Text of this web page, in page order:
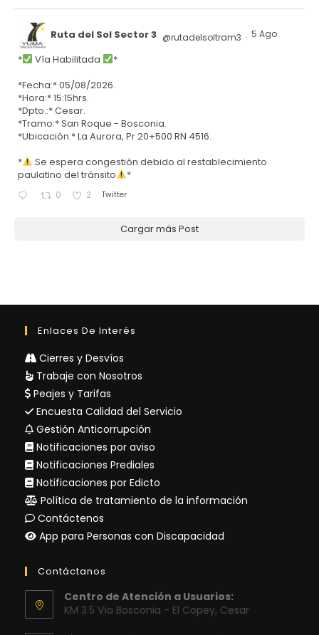
Ruta del Sol Sector 3 @rutadelsoltram3 · 5 Ago
* Vía Habilitada
*
*Fecha:* 05/08/2026.
*Hora:* 15:15hrs.
*Dpto.:* Cesar.
*Tramo:* San Roque - Bosconia.
*Ubicación:* La Aurora, Pr 20+500 RN 4516.
*
Se espera congestión debido al restablecimiento
paulatino del tránsito
*
0 2 Twitter
Cargar más Post
Enlaces De Interés
Cierres y Desvíos
Trabaje con Nosotros
Peajes y Tarifas
Encuesta Calidad del Servicio
Gestión Anticorrupción
Notificaciones por aviso
Notificaciones Prediales
Notificaciones por Edicto
Política de tratamiento de la información
Contáctenos
App para Personas con Discapacidad
Contáctanos
Centro de Atención a Usuarios:
KM 3.5 Vía Bosconia - El Copey, Cesar